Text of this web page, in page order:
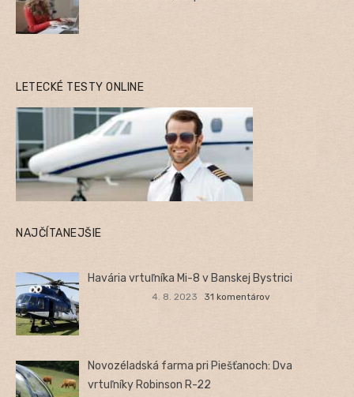
LETECKÉ TESTY ONLINE
NAJČÍTANEJŠIE
Havária vrtuľníka Mi-8 v Banskej Bystrici
4. 8. 2023 31 komentárov
Novozéladská farma pri Piešťanoch: Dva
vrtuľníky Robinson R-22